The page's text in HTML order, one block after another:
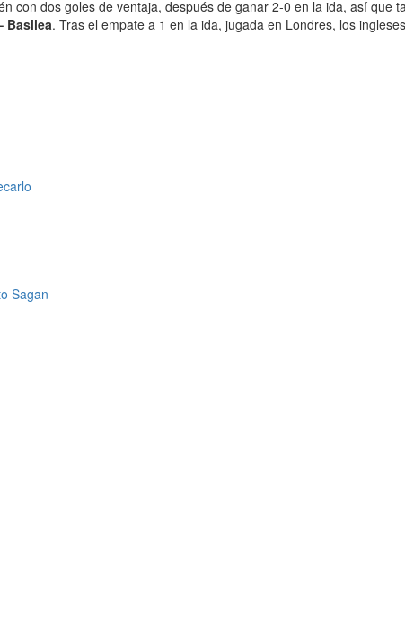
con dos goles de ventaja, después de ganar 2-0 en la ida, así
Basilea. Tras el empate a 1 en la ida, jugada en Londres, los
Sagan